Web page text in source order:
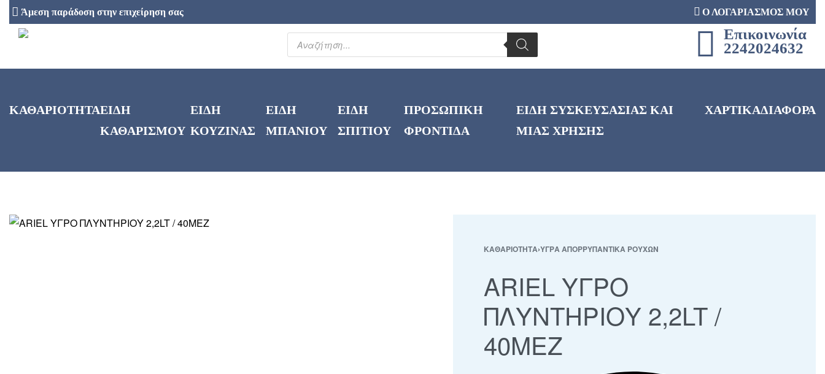
Άμεση παράδοση στην επιχείρηση σας Ο ΛΟΓΑΡΙΑΣΜΟΣ ΜΟΥ
Επικοινωνία
2242024632
ΚΑΘΑΡΙΟΤΗΤΑΕΙΔΗ
ΚΑΘΑΡΙΣΜΟΥ
ΕΙΔΗ
ΚΟΥΖΙΝΑΣ
ΕΙΔΗ
ΜΠΑΝΙΟΥ
ΕΙΔΗ
ΣΠΙΤΙΟΥ
ΠΡΟΣΩΠΙΚΗ
ΦΡΟΝΤΙΔΑ
ΕΙΔΗ ΣΥΣΚΕΥΣΑΣΙΑΣ ΚΑΙ
ΜΙΑΣ ΧΡΗΣΗΣ
ΧΑΡΤΙΚΑΔΙΑΦΟΡΑ
ΚΑΘΑΡΙΟΤΗΤΑ›ΥΓΡΑ ΑΠΟΡΡΥΠΑΝΤΙΚΑ ΡΟΥΧΩΝ
ARIEL ΥΓΡΟ
ΠΛΥΝΤΗΡΙΟΥ 2,2LT /
40ΜΕΖ